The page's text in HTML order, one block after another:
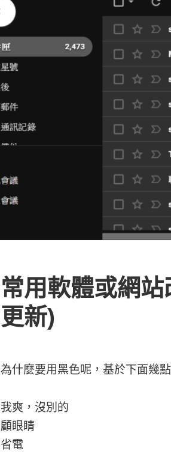
常用軟體或網
更新)
為什麼要用黑色呢，基於下面幾
我爽，沒別的
顧眼睛
省電